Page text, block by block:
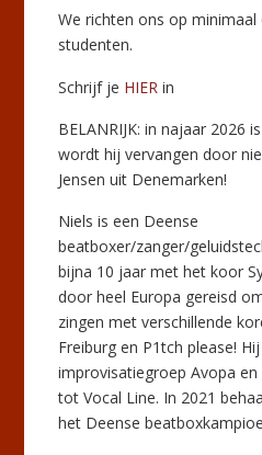
We richten ons op minimaal
studenten.
Schrijf je HIER in
BELANRIJK: in najaar 2026
wordt hij vervangen door
Jensen uit Denemarken!
Niels is een Deense
beatboxer/zanger/
bijna 10 jaar met het koor
door heel Europa gereisd
zingen met verschillende
Freiburg en P1tch please!
improvisatiegroep Avopa
tot Vocal Line. In 2021
het Deense